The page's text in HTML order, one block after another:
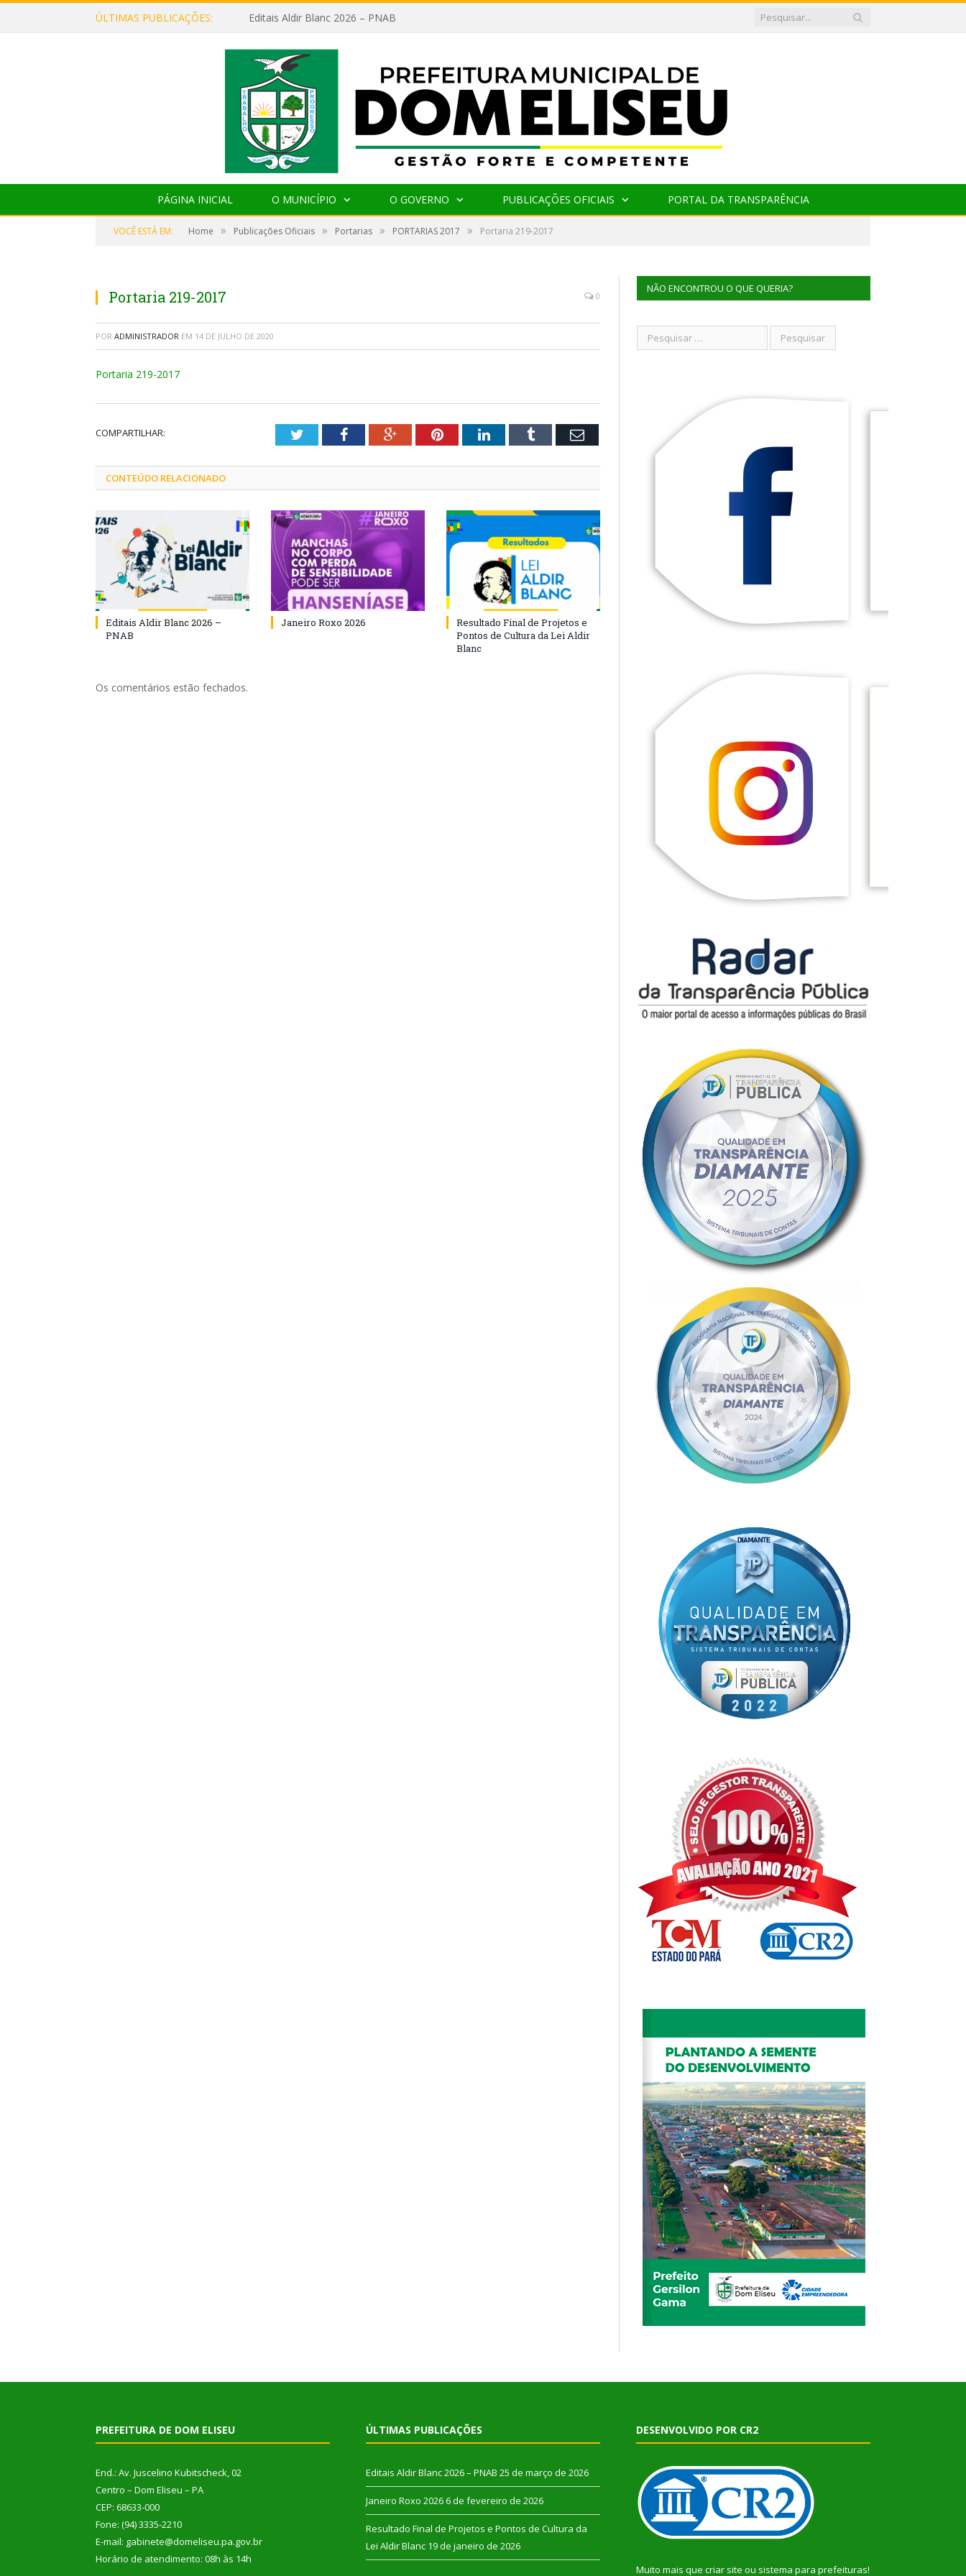
ÚLTIMAS PUBLICAÇÕES: Editais Aldir Blanc 2026 – PNAB
PÁGINA INICIAL O MUNICÍPIO O GOVERNO PUBLICAÇÕES OFICIAIS PORTAL DA TRANSPARÊNCIA
VOCÊ ESTÁ EM: Home » Publicações Oficiais » Portarias » PORTARIAS 2017 » Portaria 219-2017
Portaria 219-2017 0
POR ADMINISTRADOR EM 14 DE JULHO DE 2020
Portaria 219-2017
COMPARTILHAR: TwitterFacebookGoogle+PinterestLinkedInTumblr Email
CONTEÚDO RELACIONADO
Editais Aldir Blanc 2026 –
PNAB
Janeiro Roxo 2026
Resultado Final de Projetos e
Pontos de Cultura da Lei Aldir
Blanc
Os comentários estão fechados.
NÃO ENCONTROU O QUE QUERIA?
PREFEITURA DE DOM ELISEU
End.: Av. Juscelino Kubitscheck, 02
Centro – Dom Eliseu – PA
CEP: 68633-000
Fone: (94) 3335-2210
E-mail: gabinete@domeliseu.pa.gov.br
Horário de atendimento: 08h às 14h
ÚLTIMAS PUBLICAÇÕES
Editais Aldir Blanc 2026 – PNAB 25 de março de 2026
Janeiro Roxo 2026 6 de fevereiro de 2026
Resultado Final de Projetos e Pontos de Cultura da
Lei Aldir Blanc 19 de janeiro de 2026
DESENVOLVIDO POR CR2
Muito mais que criar site ou sistema para prefeituras!